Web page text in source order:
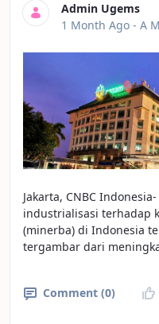
Admin Ugems
Published Date
1 Month Ago - A
Jakarta, CNBC
industrialisasi terhadap
(minerba) di Indonesia
tergambar dari
Comment (0)